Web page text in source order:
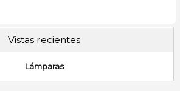
Vistas recientes
Lámparas